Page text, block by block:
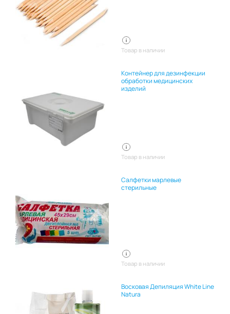
Товар в наличии
Контейнер для дезинфекции
обработки медицинских
изделий
Товар в наличии
Салфетки марлевые
стерильные
Товар в наличии
Восковая Депиляция White Line
Natura